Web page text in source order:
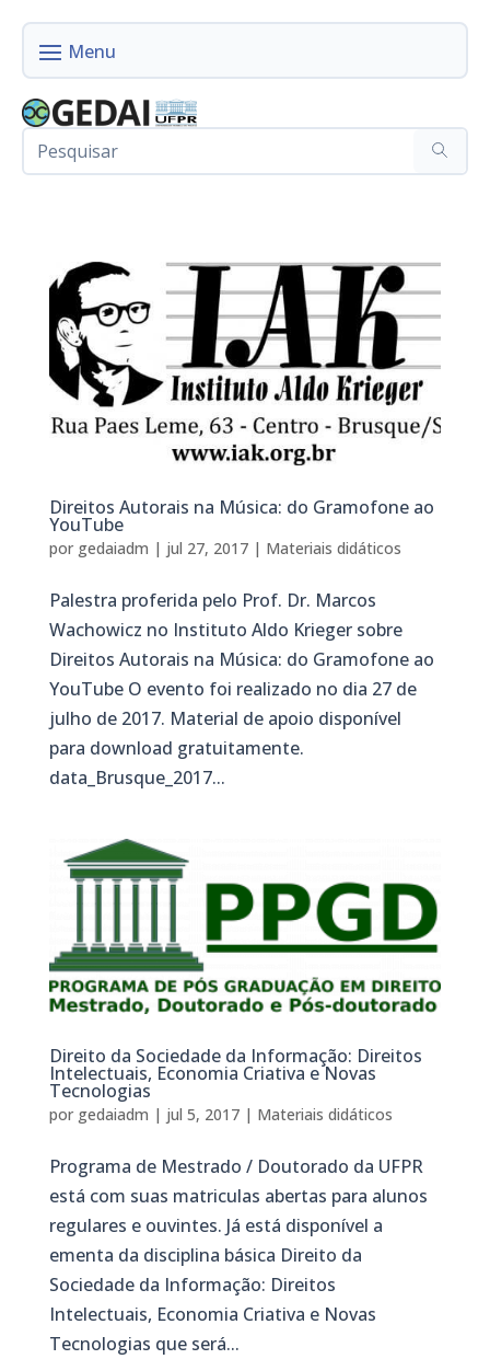
Direitos Autorais na Música: do Gramofone ao
YouTube
por gedaiadm | jul 27, 2017| Materiais didáticos
Palestra proferida pelo Prof. Dr. Marcos
Wachowicz no Instituto Aldo Krieger sobre
Direitos Autorais na Música: do Gramofone ao
YouTube O evento foi realizado no dia 27 de
julho de 2017. Material de apoio disponível
para download gratuitamente.
data_Brusque_2017...
Direito da Sociedade da Informação: Direitos
Intelectuais, Economia Criativa e Novas
Tecnologias
por gedaiadm | jul 5, 2017| Materiais didáticos
Programa de Mestrado / Doutorado da UFPR
está com suas matriculas abertas para alunos
regulares e ouvintes. Já está disponível a
ementa da disciplina básica Direito da
Sociedade da Informação: Direitos
Intelectuais, Economia Criativa e Novas
Tecnologias que será...